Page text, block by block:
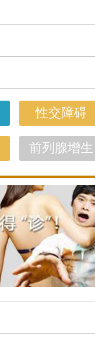
性交障碍
前列腺增生